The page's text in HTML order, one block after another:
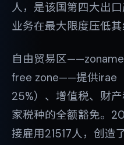
人，是该国第四大出
业务在最大限度压低
自由贸易区
free zone——提供irae
25%）、增值税、财
家税种的全额豁免。
接雇用21517人，创造